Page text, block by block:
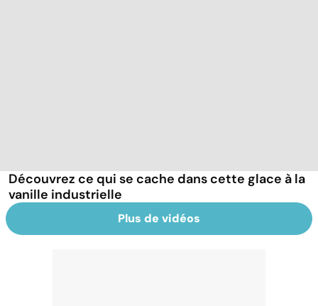
Découvrez ce qui se cache dans cette glace à la
vanille industrielle
Plus de vidéos